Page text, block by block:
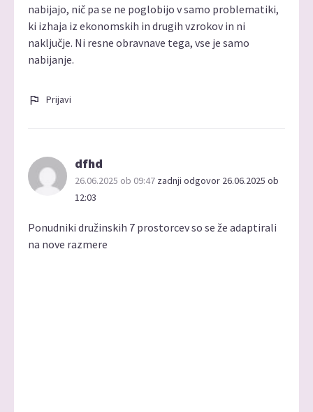
nabijajo, nič pa se ne poglobijo v samo problematiki,
ki izhaja iz ekonomskih in drugih vzrokov in ni
naključje. Ni resne obravnave tega, vse je samo
nabijanje.
Prijavi
dfhd
26.06.2025 ob 09:47 zadnji odgovor 26.06.2025 ob
12:03
Ponudniki družinskih 7 prostorcev so se že adaptirali
na nove razmere